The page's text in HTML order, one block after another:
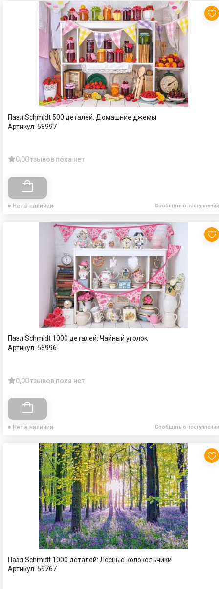
Пазл Schmidt 500 деталей: Домашние джемы
Артикул: 58997
0,0Отзывов пока нет
Нет в наличии Сообщить о поступлении
Пазл Schmidt 1000 деталей: Чайный уголок
Артикул: 58996
0,0Отзывов пока нет
Нет в наличии Сообщить о поступлении
Пазл Schmidt 1000 деталей: Лесные колокольчики
Артикул: 59767